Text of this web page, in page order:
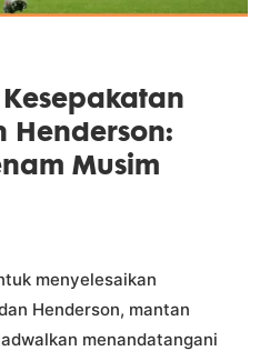
Henderson:
Musim
menyelesaikan
Henderson, mantan
menandatangani